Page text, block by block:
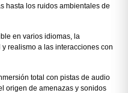
hasta los ruidos ambientales de
en varios idiomas, la
realismo a las interacciones con
total con pistas de audio
origen de amenazas y sonidos